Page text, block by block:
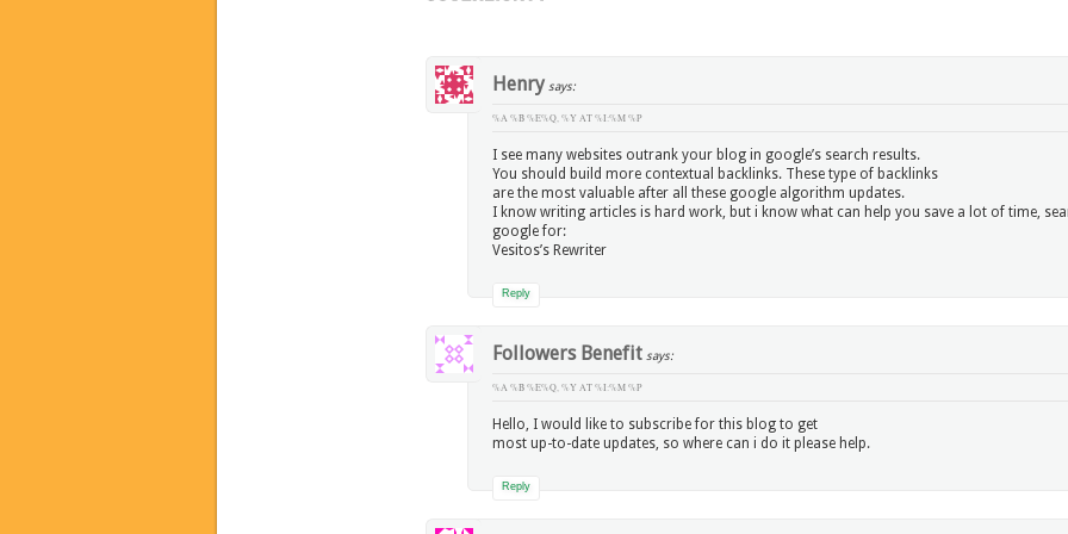
Henry says:
%A %B %E%Q, %Y AT %I:%M %P
I see many websites outrank your blog in google’s search results.
You should build more contextual backlinks. These type of backlinks
are the most valuable after all these google algorithm updates.
I know writing articles is hard work, but i know what can help you save a lot of time,
google for:
Vesitos’s Rewriter
Reply
Followers Benefit says:
%A %B %E%Q, %Y AT %I:%M %P
Hello, I would like to subscribe for this blog to get
most up-to-date updates, so where can i do it please help.
Reply